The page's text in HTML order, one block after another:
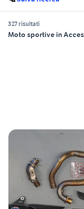
327 risultati
Moto sportive in